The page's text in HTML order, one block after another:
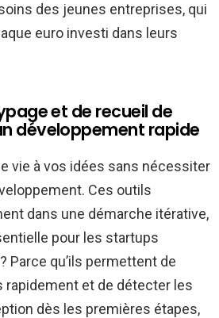
des jeunes entreprises, qui
euro investi dans leurs
et de recueil de
développement rapide
vie à vos idées sans nécessiter
Ces outils
dans une démarche itérative,
pour les startups
Parce qu’ils permettent de
rapidement et de détecter les
dès les premières étapes,